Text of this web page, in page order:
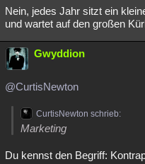
Nein, jedes Jahr sitzt ein
und wartet auf den großen
Gwyddion
@CurtisNewton
CurtisNewton schrieb:
Marketing
Du kennst den Begriff: